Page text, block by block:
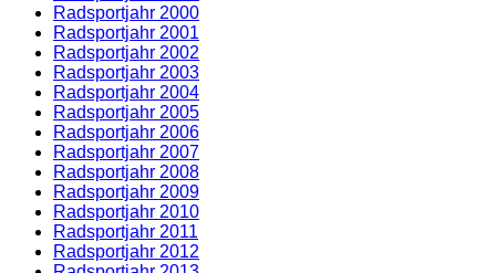
Radsportjahr 2000
Radsportjahr 2001
Radsportjahr 2002
Radsportjahr 2003
Radsportjahr 2004
Radsportjahr 2005
Radsportjahr 2006
Radsportjahr 2007
Radsportjahr 2008
Radsportjahr 2009
Radsportjahr 2010
Radsportjahr 2011
Radsportjahr 2012